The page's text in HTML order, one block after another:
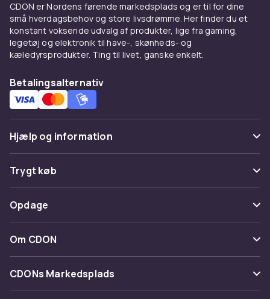
CDON er Nordens førende markedsplads og er til for dine
små hverdagsbehov og store livsdrømme. Her finder du et
konstant voksende udvalg af produkter, lige fra gaming,
legetøj og elektronik til have-, skønheds- og
kæledyrsprodukter. Ting til livet, ganske enkelt.
Betalingsalternativ
Hjælp og information
Ofte stillede spørgsmål
Spor pakke
Fortryd & returner her
Kontakt os
Trygt køb
Betaling
Levering
Tilbagekaldelser
Opdage
Kategorier
Maerke
Om CDON
Om os
Kundeanmeldelser
CDONs Markedsplads